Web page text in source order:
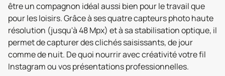
être un compagnon idéal aussi bien pour le travail que
pour les loisirs. Grâce à ses quatre capteurs photo haute
résolution (jusqu'à 48 Mpx) et à sa stabilisation optique, il
permet de capturer des clichés saisissants, de jour
comme de nuit. De quoi nourrir avec créativité votre fil
Instagram ou vos présentations professionnelles.